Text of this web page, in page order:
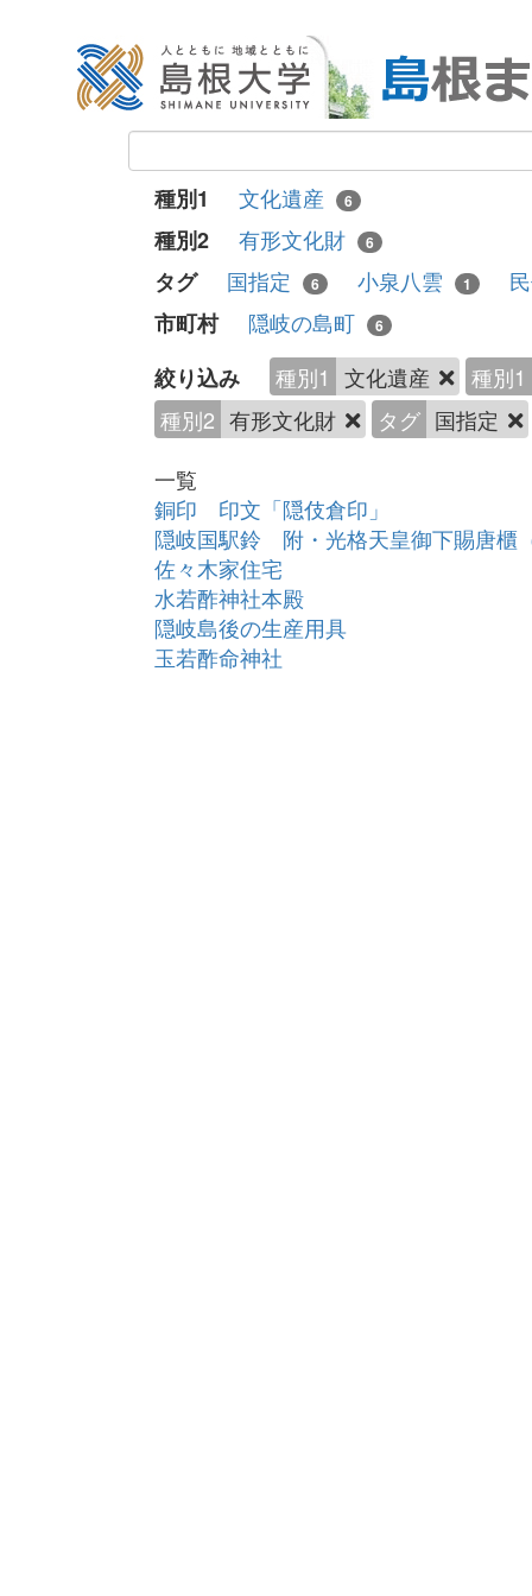
種別1 文化遺産 6
種別2 有形文化財 6
タグ 国指定 6 小泉八雲 1
市町村
隠岐の島町 6
絞り込み 種別1 文化遺産
種別1
種別2 有形文化財 タグ 国指定
一覧
銅印 印文「隠伎倉印」
隠岐国駅鈴 附・光格天皇御下賜唐櫃
佐々木家住宅
水若酢神社本殿
隠岐島後の生産用具
玉若酢命神社